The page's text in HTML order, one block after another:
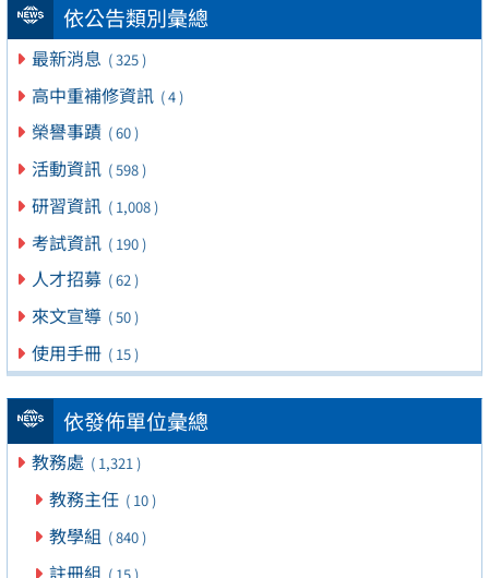
依公告類別彙總
最新消息 ( 325 )
高中重補修資訊 ( 4 )
榮譽事蹟 ( 60 )
活動資訊 ( 598 )
研習資訊 ( 1,008 )
考試資訊 ( 190 )
人才招募 ( 62 )
來文宣導 ( 50 )
使用手冊 ( 15 )
依發佈單位彙總
教務處 ( 1,321 )
教務主任 ( 10 )
教學組 ( 840 )
註冊組